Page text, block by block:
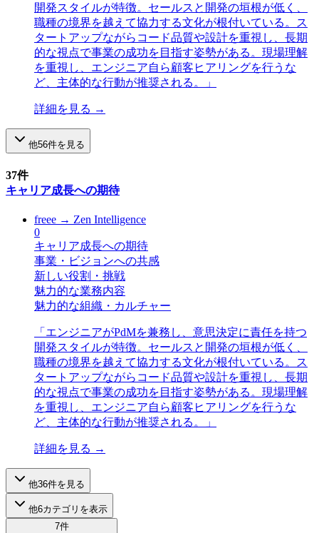
開発スタイルが特徴。セールスと開発の垣根が低く、
職種の境界を越えて協力する文化が根付いている。ス
タートアップながらコード品質や設計を重視し、長期
的な視点で事業の成功を目指す姿勢がある。現場理解
を重視し、エンジニア自ら顧客ヒアリングを行うな
ど、主体的な行動が推奨される。
」
詳細を見る →
他56件を見る
37件
キャリア成長への期待
freee → Zen Intelligence
0
キャリア成長への期待
事業・ビジョンへの共感
新しい役割・挑戦
魅力的な業務内容
魅力的な組織・カルチャー
「 エンジニアがPdMを兼務し、意思決定に責任を持つ
開発スタイルが特徴。セールスと開発の垣根が低く、
職種の境界を越えて協力する文化が根付いている。ス
タートアップながらコード品質や設計を重視し、長期
的な視点で事業の成功を目指す姿勢がある。現場理解
を重視し、エンジニア自ら顧客ヒアリングを行うな
ど、主体的な行動が推奨される。
」
詳細を見る →
他36件を見る
他6カテゴリを表示
7件